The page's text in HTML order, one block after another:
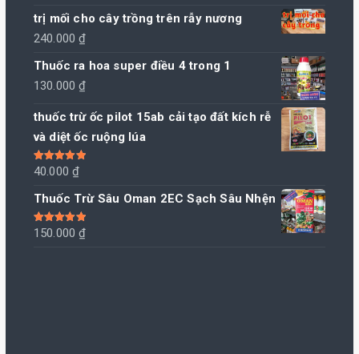
gốc
hiện
130.000 ₫.
trị mối cho cây trồng trên rẫy nương
240.000₫
Thuốc ra hoa super điều 4 trong 1
130.000₫
thuốc trừ ốc pilot 15ab cải tạo đất kích rễ
và diệt ốc ruộng lúa
Được xếp
5.005
40.000₫
Thuốc Trừ Sâu Oman 2EC Sạch Sâu Nhện
Được xếp
5
150.000₫